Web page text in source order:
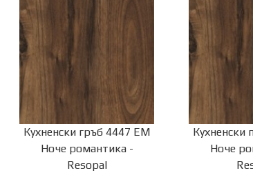
Кухненски гръб 4447 ЕМ
Ноче романтика -
Resopal
Кухненски
Ноче